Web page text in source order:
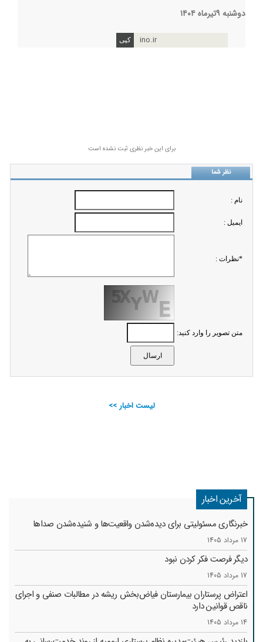
دوشنبه ۹تیرماه ۱۴۰۴
ino.ir
برای این خبر نظری ثبت نشده است
نظر شما
نام :
ايميل :
*نظرات :
متن تصویر را وارد کنید:
لیست اخبار >>
آخرین اخبار
خبرنگاری مسئولیتی برای دیده‌شدن واقعیت‌ها و شنیده‌شدن صداها
17 مرداد 1405
دیگر فرصت فکر کردن نبود
17 مرداد 1405
اعتراض پرستاران بیمارستان فیاض‌بخش ریشه در مطالبات صنفی و اجرای
ناقص قوانین دارد
14 مرداد 1405